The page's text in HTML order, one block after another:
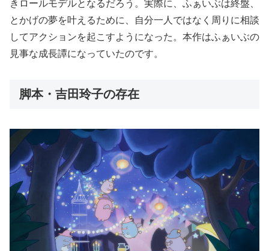
きロールモデルとなるだろう。実際に、ふぁいぶは終盤、
とかげの夢を叶えるために、自分一人ではなく周りに相談
してアクションを起こすようになった。本作はふぁいぶの
見事な成長譚になっていたのです。
脚本・吉田玲子の存在